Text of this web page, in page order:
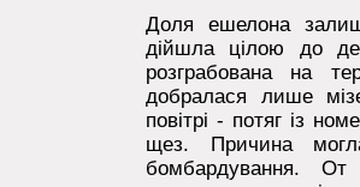
Доля ешелона
дійшла цілою до
розграбована на
добралася лише
повітрі - потяг із
щез. Причина
бомбардування.